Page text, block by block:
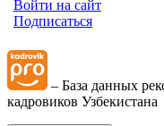
Войти на сайт
Подписаться
– База данных
кадровиков Узбекистана